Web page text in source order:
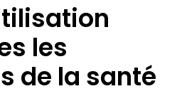
les
de la santé